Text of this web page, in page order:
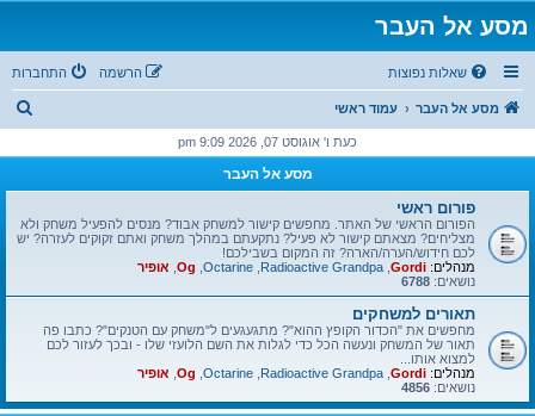
מסע אל העבר
שאלות נפוצות התחברות הרשמה
מסע אל העבר עמוד ראשי
ו
כעת ו' אוגוסט 07, 2026 9:09 pm
מסע אל העבר
פורום ראשי
הפורום הראשי של האתר. מחפשים קישור למשחק אבוד? מנסים להפעיל משחק ולא
מצליחים? מצאתם קישור לא פעיל? נתקעתם במהלך משחק ואתם זקוקים לעזרה? יש
לכם חידוש/הערה/הארה? זה המקום בשבילכם!
מנהלים: Gordi
Radioactive Grandpa
Octarine
Og אופיר
נושאים: 6788
תאורים למשחקים
מחפשים את "הכדור הקופץ ההוא"? מתגעגעים ל"משחק עם הטנקים"? כתבו פה
תאור של המשחק ונעשה הכל כדי לגלות את השם הלועזי שלו - ובכך לעזור לכם
למצוא אותו...
מנהלים: Gordi
Radioactive Grandpa
Octarine
Og אופיר
נושאים: 4856